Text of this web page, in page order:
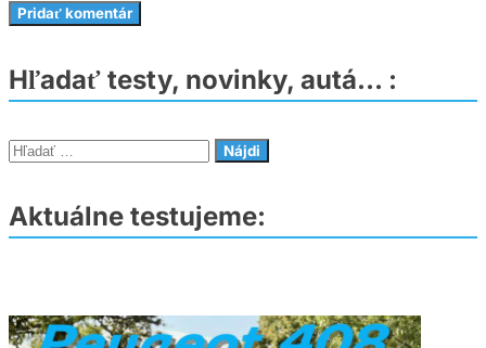
Hľadať testy, novinky, autá… :
Hľadať:
Aktuálne testujeme: